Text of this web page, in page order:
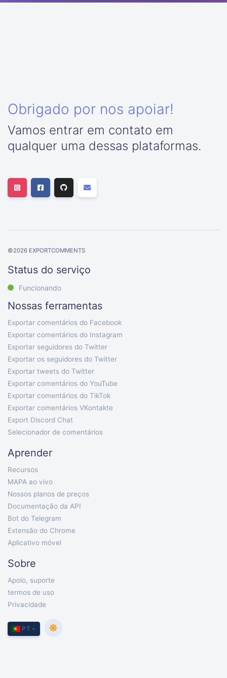
Obrigado por nos apoiar!
Vamos entrar em contato em
qualquer uma dessas plataformas.
©2026 EXPORTCOMMENTS
Status do serviço
Funcionando
Nossas ferramentas
Exportar comentários do Facebook
Exportar comentários do Instagram
Exportar seguidores do Twitter
Exportar os seguidores do Twitter
Exportar tweets do Twitter
Exportar comentários do YouTube
Exportar comentários do TikTok
Exportar comentários VKontakte
Export Discord Chat
Selecionador de comentários
Aprender
Recursos
MAPA ao vivo
Nossos planos de preços
Documentação da API
Bot do Telegram
Extensão do Chrome
Aplicativo móvel
Sobre
Apoio, suporte
termos de uso
Privacidade
PT